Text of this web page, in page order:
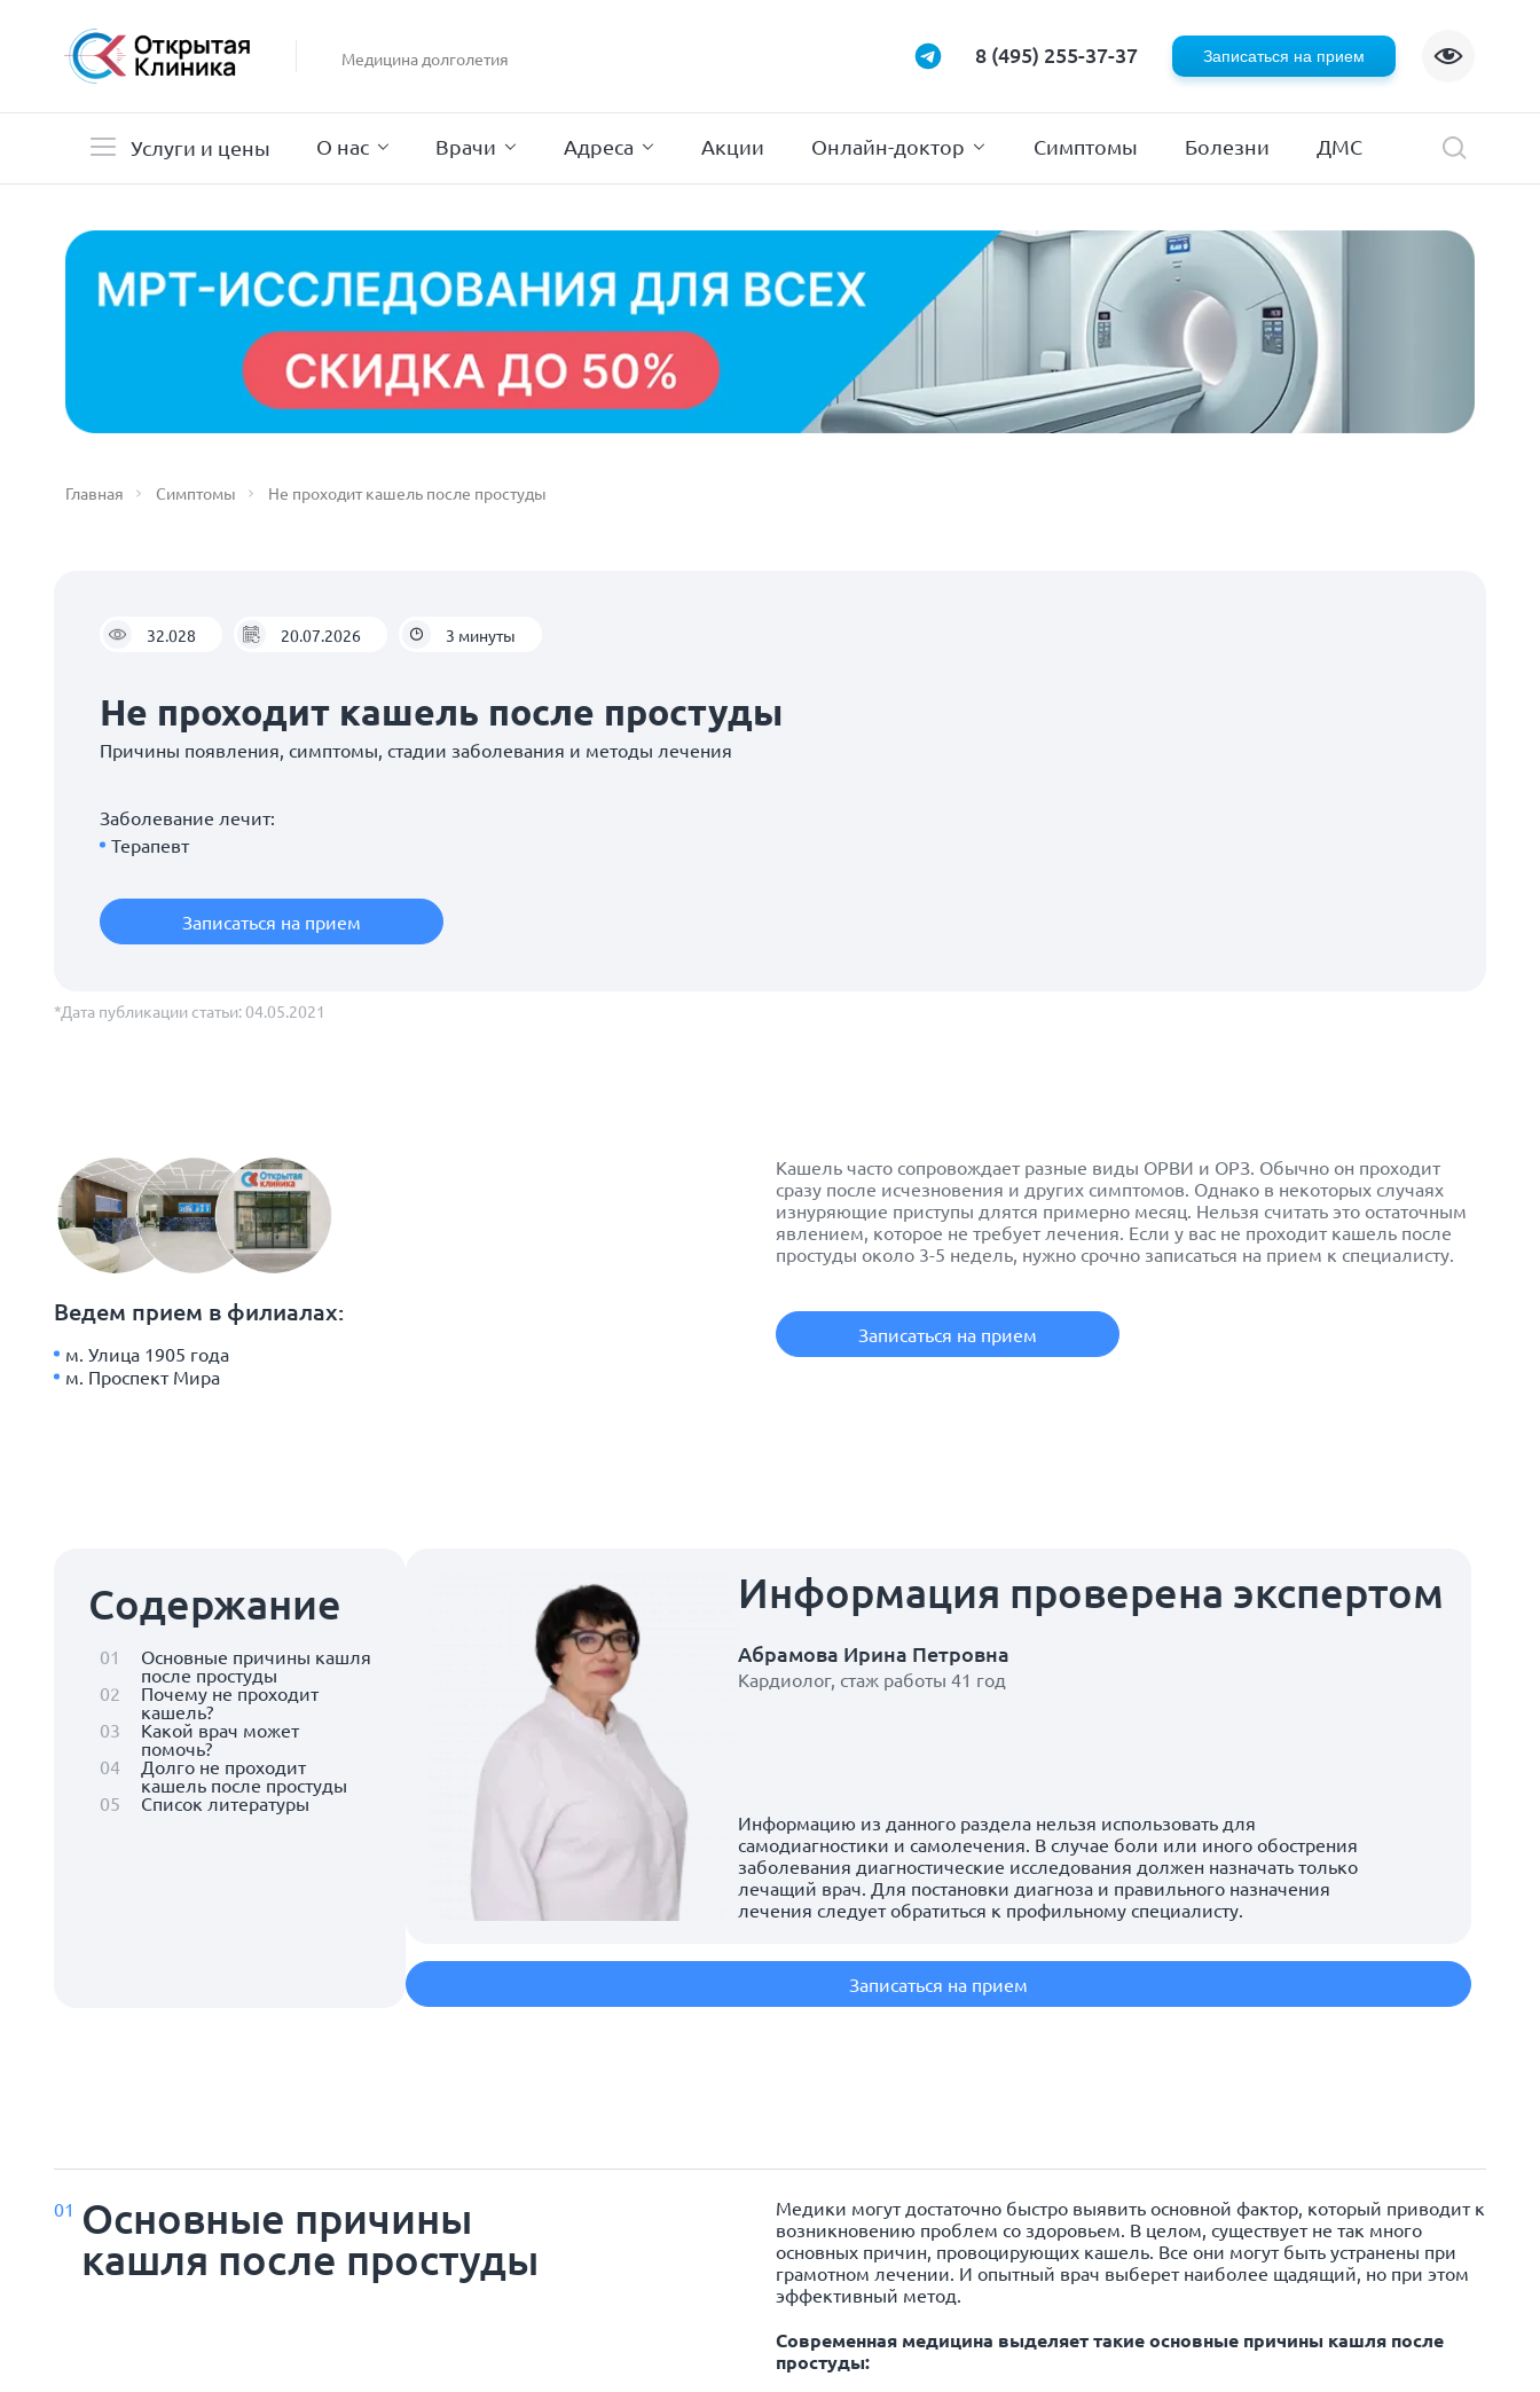
Медицина долголетия 8 (495) 255-37-37 Записаться на прием
Услуги и цены
Нейрохирургия
Проктология
Психотерапия
Хирургия
Эндокринология
О нас Врачи Адреса Акции Онлайн-доктор Симптомы Болезни ДМС
Главная Симптомы Не проходит кашель после простуды
32.028 20.07.2026 3 минуты
Не проходит кашель после простуды
Причины появления, симптомы, стадии заболевания и методы лечения
Заболевание лечит:
Терапевт
Записаться на прием
*Дата публикации статьи: 04.05.2021
Ведем прием в филиалах:
м. Улица 1905 года
м. Проспект Мира
Кашель часто сопровождает разные виды ОРВИ и ОРЗ. Обычно он проходит
сразу после исчезновения и других симптомов. Однако в некоторых случаях
изнуряющие приступы длятся примерно месяц. Нельзя считать это остаточным
явлением, которое не требует лечения. Если у вас не проходит кашель после
простуды около 3-5 недель, нужно срочно записаться на прием к специалисту.
Записаться на прием
Содержание
01
Основные причины кашля
после простуды
02
Почему не проходит
кашель?
03
Какой врач может
помочь?
04
Долго не проходит
кашель после простуды
05
Список литературы
Информация проверена экспертом
Абрамова Ирина Петровна
Кардиолог, стаж работы 41 год
Информацию из данного раздела нельзя использовать для
самодиагностики и самолечения. В случае боли или иного обострения
заболевания диагностические исследования должен назначать только
лечащий врач. Для постановки диагноза и правильного назначения
лечения следует обратиться к профильному специалисту.
Записаться на прием
01 Основные причины
кашля после простуды
Медики могут достаточно быстро выявить основной фактор, который приводит к
возникновению проблем со здоровьем. В целом, существует не так много
основных причин, провоцирующих кашель. Все они могут быть устранены при
грамотном лечении. И опытный врач выберет наиболее щадящий, но при этом
эффективный метод.
Современная медицина выделяет такие основные причины кашля после
простуды: